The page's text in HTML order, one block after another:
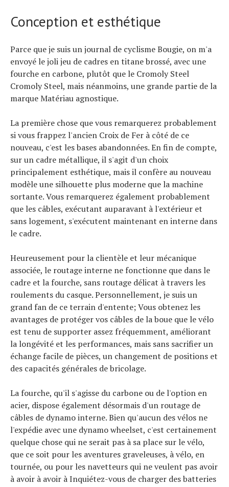
Conception et esthétique
Parce que je suis un journal de cyclisme Bougie, on m'a
envoyé le joli jeu de cadres en titane brossé, avec une
fourche en carbone, plutôt que le Cromoly Steel
Cromoly Steel, mais néanmoins, une grande partie de la
marque Matériau agnostique.
La première chose que vous remarquerez probablement
si vous frappez l'ancien Croix de Fer à côté de ce
nouveau, c'est les bases abandonnées. En fin de compte,
sur un cadre métallique, il s'agit d'un choix
principalement esthétique, mais il confère au nouveau
modèle une silhouette plus moderne que la machine
sortante. Vous remarquerez également probablement
que les câbles, exécutant auparavant à l'extérieur et
sans logement, s'exécutent maintenant en interne dans
le cadre.
Heureusement pour la clientèle et leur mécanique
associée, le routage interne ne fonctionne que dans le
cadre et la fourche, sans routage délicat à travers les
roulements du casque. Personnellement, je suis un
grand fan de ce terrain d'entente; Vous obtenez les
avantages de protéger vos câbles de la boue que le vélo
est tenu de supporter assez fréquemment, améliorant
la longévité et les performances, mais sans sacrifier un
échange facile de pièces, un changement de positions et
des capacités générales de bricolage.
La fourche, qu'il s'agisse du carbone ou de l'option en
acier, dispose également désormais d'un routage de
câbles de dynamo interne. Bien qu'aucun des vélos ne
l'expédie avec une dynamo wheelset, c'est certainement
quelque chose qui ne serait pas à sa place sur le vélo,
que ce soit pour les aventures graveleuses, à vélo, en
tournée, ou pour les navetteurs qui ne veulent pas avoir
à avoir à avoir à Inquiétez-vous de charger des batteries
Actualités
Technologies